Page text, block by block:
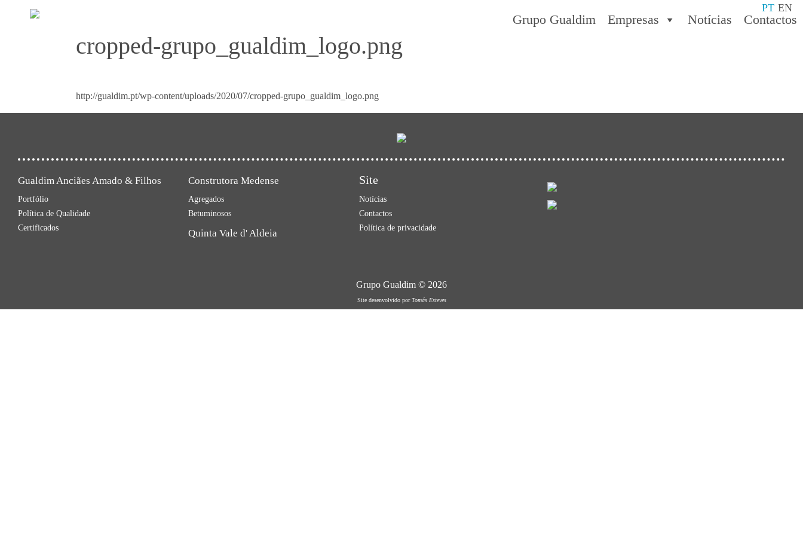
PT EN
Grupo Gualdim Empresas Notícias Contactos
cropped-grupo_gualdim_logo.png
http://gualdim.pt/wp-content/uploads/2020/07/cropped-grupo_gualdim_logo.png
Gualdim Anciães Amado & Filhos
Portfólio
Política de Qualidade
Certificados
Construtora Medense
Agregados
Betuminosos
Quinta Vale d' Aldeia
Site
Notícias
Contactos
Política de privacidade
Grupo Gualdim © 2026
Site desenvolvido porTomás Esteves